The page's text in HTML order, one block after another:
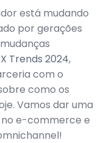
está mudando
por gerações
Trends 2024,
com o
como os
Vamos dar uma
e-commerce e